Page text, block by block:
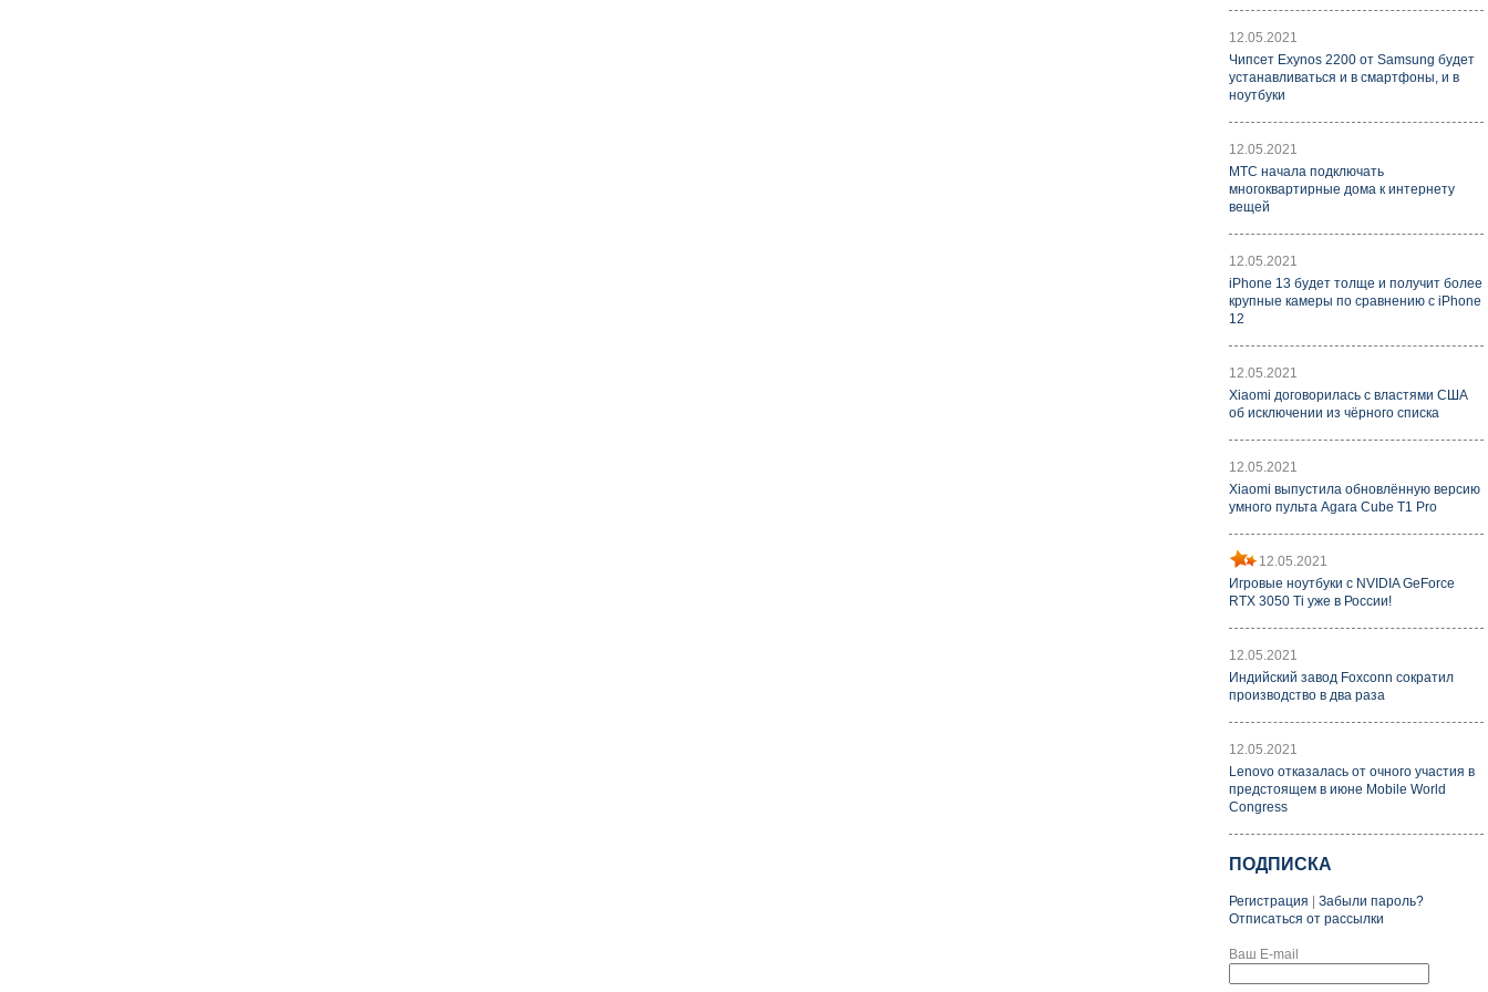
12.05.2021
Чипсет Exynos 2200 от Samsung будет
устанавливаться и в смартфоны, и в
ноутбуки
12.05.2021
МТС начала подключать
многоквартирные дома к интернету
вещей
12.05.2021
iPhone 13 будет толще и получит более
крупные камеры по сравнению с iPhone
12
12.05.2021
Xiaomi договорилась с властями США
об исключении из чёрного списка
12.05.2021
Xiaomi выпустила обновлённую версию
умного пульта Agara Cube T1 Pro
12.05.2021
Игровые ноутбуки с NVIDIA GeForce
RTX 3050 Ti уже в России!
12.05.2021
Индийский завод Foxconn сократил
производство в два раза
12.05.2021
Lenovo отказалась от очного участия в
предстоящем в июне Mobile World
Congress
ПОДПИСКА
Регистрация
Забыли пароль?
Отписаться от рассылки
Ваш E-mail